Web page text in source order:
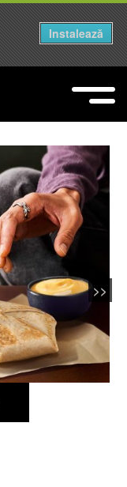
>>
Instalează
Instalează